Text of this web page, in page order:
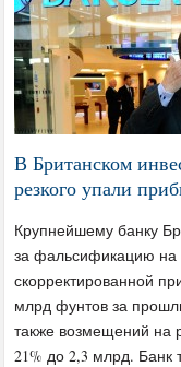
В Британском
резкого упали
Крупнейшему банку
за фальсификацию
скорректированной
млрд фунтов за
также возмещений на
21% до 2,3 млрд. Банк